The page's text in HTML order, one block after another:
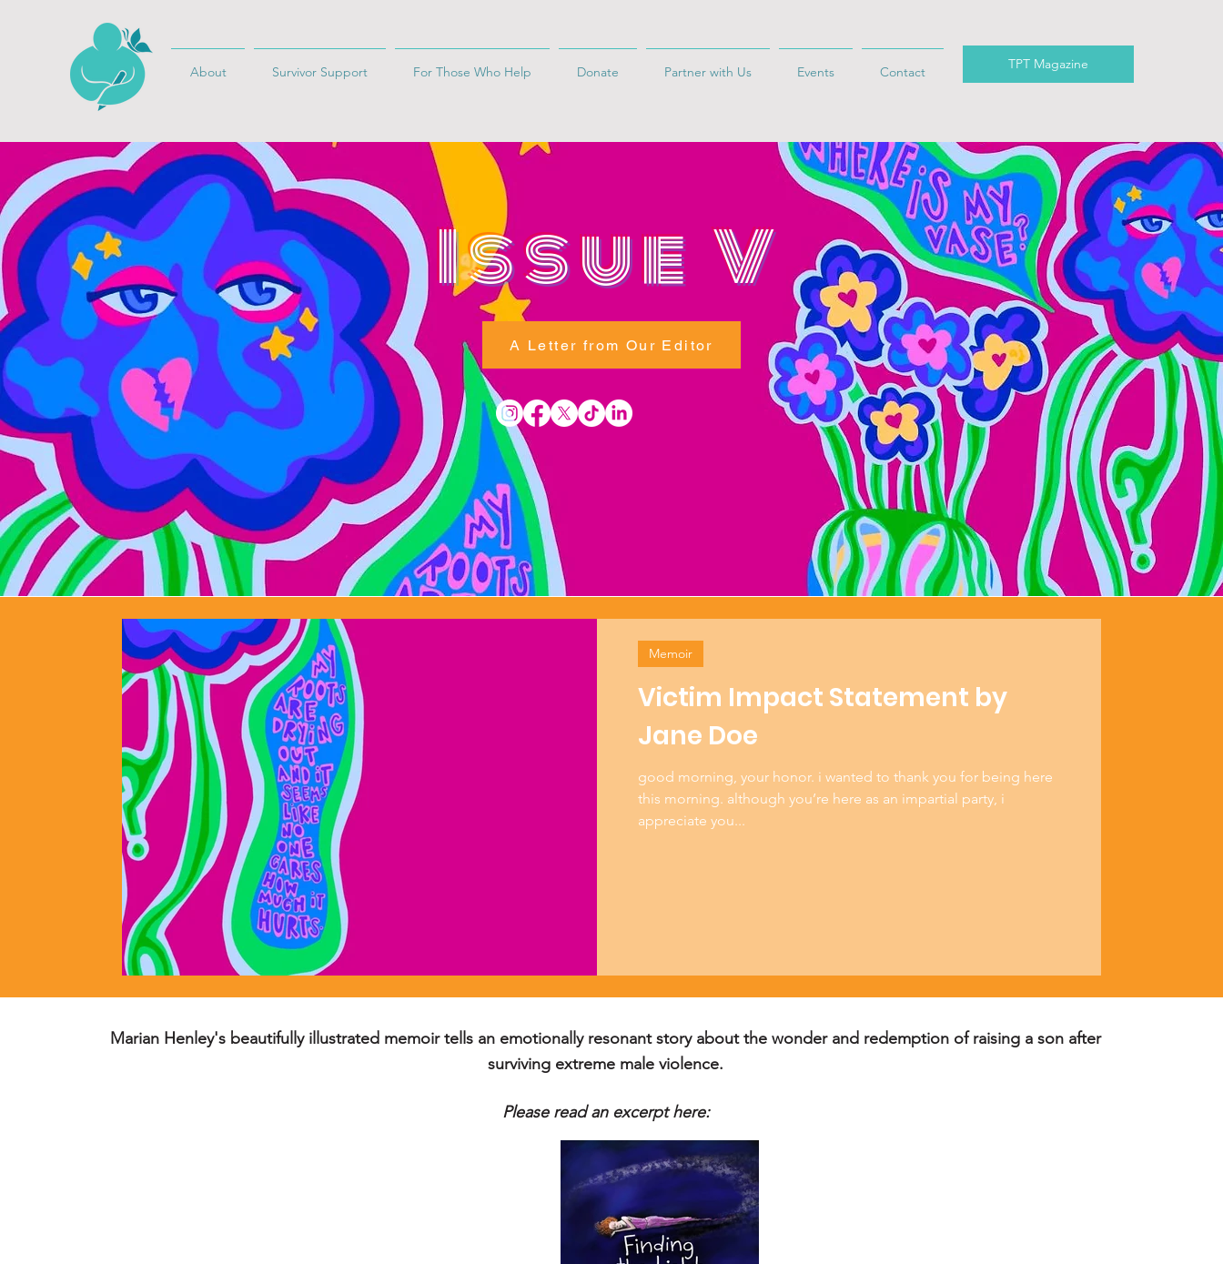
About Survivor Support For Those Who Help Donate Partner with Us Events Contact TPT Magazine
Issue V
A Letter from Our Editor
Victim Impact Statement by
Jane Doe
good morning, your honor. i wanted to thank you for being here
this morning. although you’re here as an impartial party, i
appreciate you...
Memoir
Marian Henley's beautifully illustrated memoir tells an emotionally resonant story about the wonder and redemption of raising a son after
surviving extreme male violence.
Please read an excerpt here: